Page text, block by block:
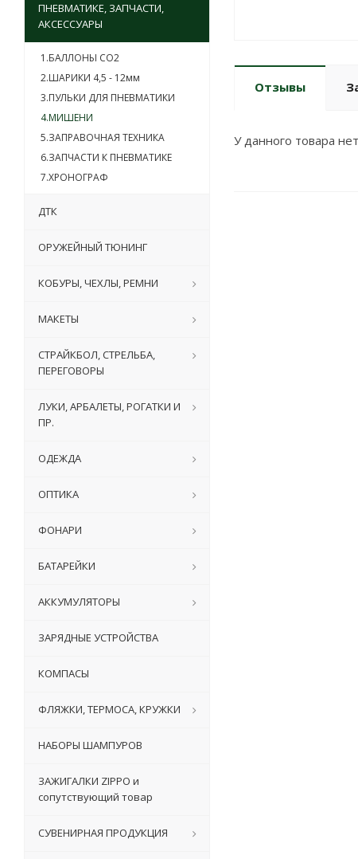
Отзывы
У данного товара
ПНЕВМАТИКЕ, ЗАПЧАСТИ,
АКСЕССУАРЫ
1.БАЛЛОНЫ CO2
2.ШАРИКИ 4,5 - 12мм
3.ПУЛЬКИ ДЛЯ ПНЕВМАТИКИ
4.МИШЕНИ
5.ЗАПРАВОЧНАЯ ТЕХНИКА
6.ЗАПЧАСТИ К ПНЕВМАТИКЕ
7.ХРОНОГРАФ
ДТК
ОРУЖЕЙНЫЙ ТЮНИНГ
КОБУРЫ, ЧЕХЛЫ, РЕМНИ
МАКЕТЫ
СТРАЙКБОЛ, СТРЕЛЬБА,
ПЕРЕГОВОРЫ
ЛУКИ, АРБАЛЕТЫ, РОГАТКИ И
ПР.
ОДЕЖДА
ОПТИКА
ФОНАРИ
БАТАРЕЙКИ
АККУМУЛЯТОРЫ
ЗАРЯДНЫЕ УСТРОЙСТВА
КОМПАСЫ
ФЛЯЖКИ, ТЕРМОСА, КРУЖКИ
НАБОРЫ ШАМПУРОВ
ЗАЖИГАЛКИ ZIPPO и
сопутствующий товар
СУВЕНИРНАЯ ПРОДУКЦИЯ